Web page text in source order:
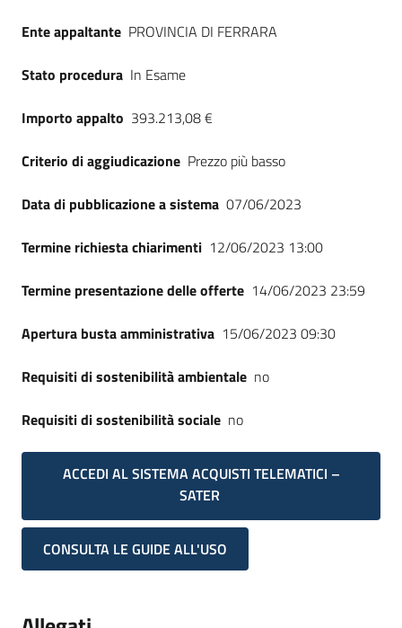
Ente appaltante PROVINCIA DI FERRARA
Stato procedura In Esame
Importo appalto 393.213,08 €
Criterio di aggiudicazione Prezzo più basso
Data di pubblicazione a sistema 07/06/2023
Termine richiesta chiarimenti 12/06/2023 13:00
Termine presentazione delle offerte 14/06/2023 23:59
Apertura busta amministrativa 15/06/2023 09:30
Requisiti di sostenibilità ambientale no
Requisiti di sostenibilità sociale no
ACCEDI AL SISTEMA ACQUISTI TELEMATICI –
SATER
CONSULTA LE GUIDE ALL'USO